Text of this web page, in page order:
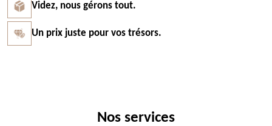
Videz, nous gérons tout.
Un prix juste pour vos trésors.
Nos services